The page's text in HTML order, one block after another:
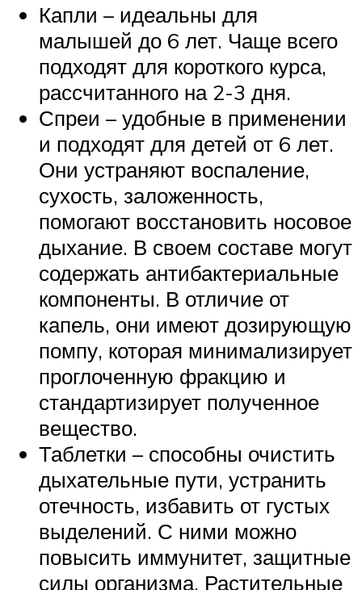
Капли – идеальны для
малышей до 6 лет. Чаще всего
подходят для короткого курса,
рассчитанного на 2-3 дня.
Спреи – удобные в применении
и подходят для детей от 6 лет.
Они устраняют воспаление,
сухость, заложенность,
помогают восстановить носовое
дыхание. В своем составе могут
содержать антибактериальные
компоненты. В отличие от
капель, они имеют дозирующую
помпу, которая минимализирует
проглоченную фракцию и
стандартизирует полученное
вещество.
Таблетки – способны очистить
дыхательные пути, устранить
отечность, избавить от густых
выделений. С ними можно
повысить иммунитет, защитные
силы организма. Растительные